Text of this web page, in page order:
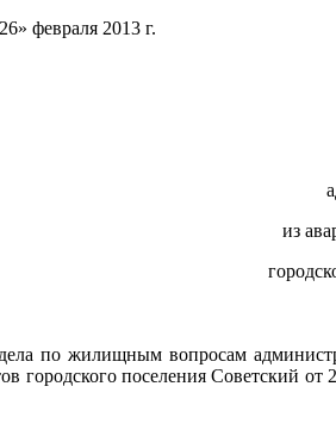
из
по жилищным вопросам
городского поселения Советский